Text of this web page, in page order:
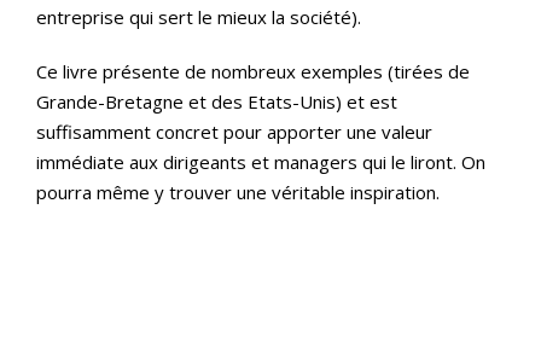
entreprise qui sert le mieux la société).
Ce livre présente de nombreux exemples (tirées de
Grande-Bretagne et des Etats-Unis) et est
suffisamment concret pour apporter une valeur
immédiate aux dirigeants et managers qui le liront. On
pourra même y trouver une véritable inspiration.